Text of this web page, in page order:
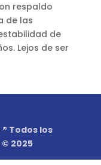
respaldo
de las
de
Lejos de ser
Todos los
2025